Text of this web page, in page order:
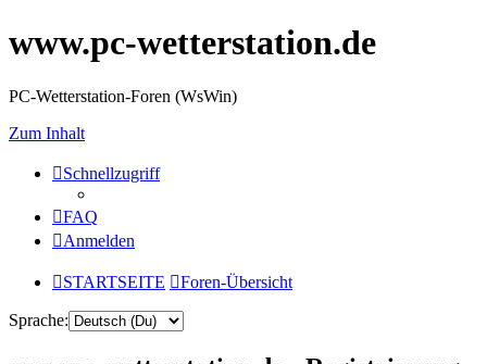
www.pc-wetterstation.de
PC-Wetterstation-Foren (WsWin)
Zum Inhalt
Schnellzugriff
FAQ
Anmelden
STARTSEITE Foren-Übersicht
Sprache: